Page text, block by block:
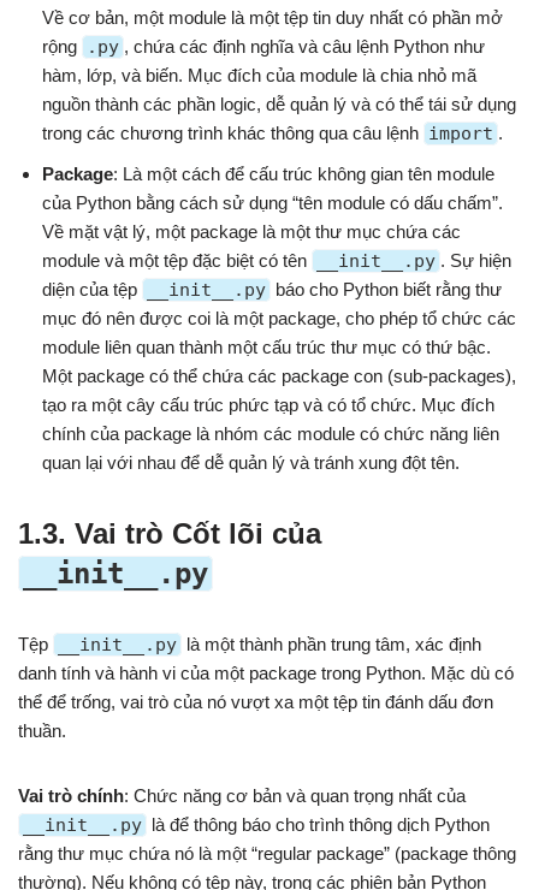
Về cơ bản, một module là một tệp tin duy nhất có phần mở
rộng
.py , chứa các định nghĩa và câu lệnh Python như
hàm, lớp, và biến. Mục đích của module là chia nhỏ mã
nguồn thành các phần logic, dễ quản lý và có thể tái sử dụng
trong các chương trình khác thông qua câu lệnh import .
Package: Là một cách để cấu trúc không gian tên module
của Python bằng cách sử dụng “tên module có dấu chấm”.
Về mặt vật lý, một package là một thư mục chứa các
module và một tệp đặc biệt có tên
__init__.py . Sự hiện
diện của tệp
__init__.py báo cho Python biết rằng thư
mục đó nên được coi là một package, cho phép tổ chức các
module liên quan thành một cấu trúc thư mục có thứ bậc.
Một package có thể chứa các package con (sub-packages),
tạo ra một cây cấu trúc phức tạp và có tổ chức. Mục đích
chính của package là nhóm các module có chức năng liên
quan lại với nhau để dễ quản lý và tránh xung đột tên.
1.3. Vai trò Cốt lõi của
__init__.py
Tệp __init__.py là một thành phần trung tâm, xác định
danh tính và hành vi của một package trong Python. Mặc dù có
thể để trống, vai trò của nó vượt xa một tệp tin đánh dấu đơn
thuần.
Vai trò chính: Chức năng cơ bản và quan trọng nhất của
__init__.py là để thông báo cho trình thông dịch Python
rằng thư mục chứa nó là một “regular package” (package thông
thường). Nếu không có tệp này, trong các phiên bản Python